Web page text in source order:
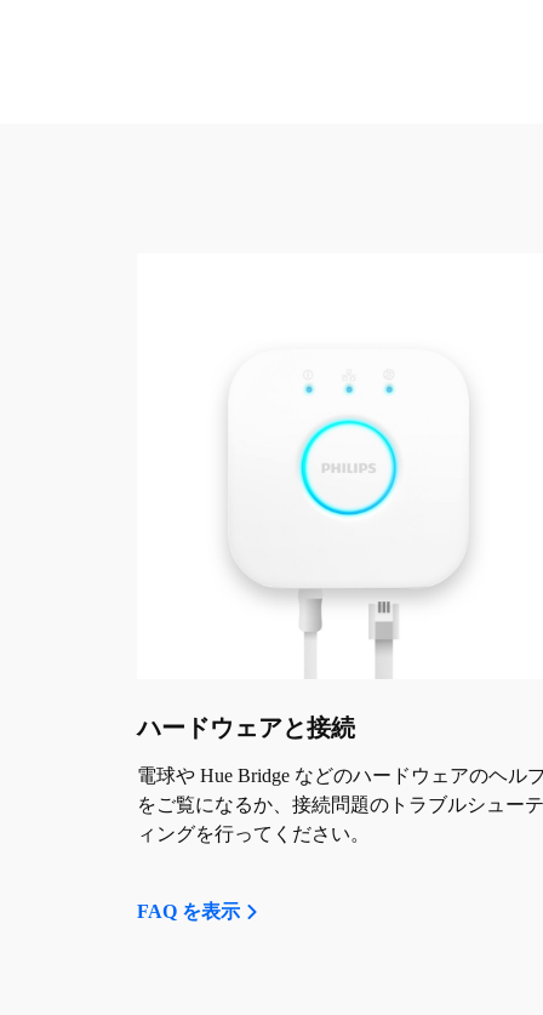
ハードウェアと接続
電球や Hue Bridge などのハードウェアのヘル
をご覧になるか、接続問題のトラブルシューテ
ィングを行ってください。
FAQ を表示